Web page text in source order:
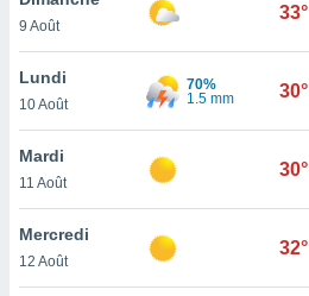
le
ainsi
un
la
du
9 Août
33°
Lundi
10 Août
70%
1.5 mm
30°
Mardi
11 Août
30°
Mercredi
12 Août
32°